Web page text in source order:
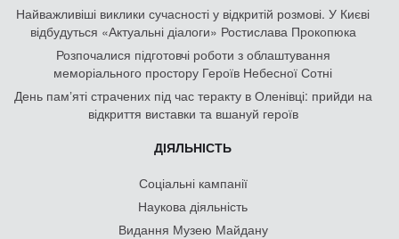
Найважливіші виклики сучасності у відкритій розмові. У Києві
відбудуться «Актуальні діалоги» Ростислава Прокопюка
Розпочалися підготовчі роботи з облаштування
меморіального простору Героїв Небесної Сотні
День памʼяті страчених під час теракту в Оленівці: прийди на
відкриття виставки та вшануй героїв
ДІЯЛЬНІСТЬ
Соціальні кампанії
Наукова діяльність
Видання Музею Майдану